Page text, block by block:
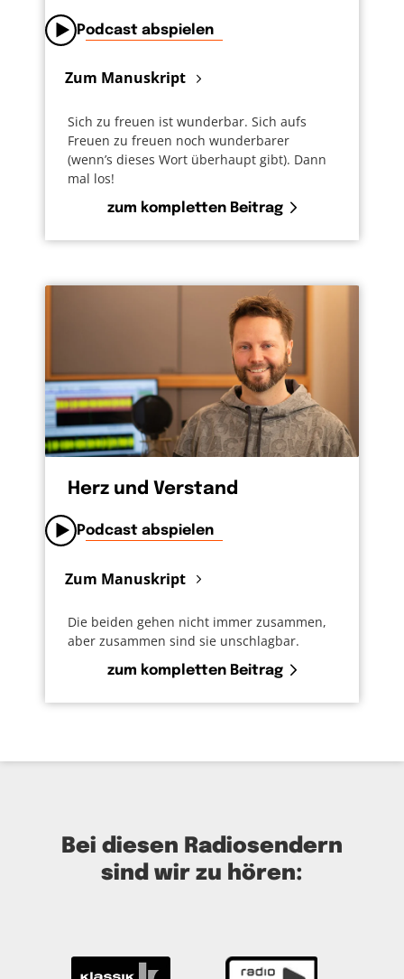
Podcast abspielen
Zum Manuskript
Sich zu freuen ist wunderbar. Sich aufs
Freuen zu freuen noch wunderbarer
(wenn’s dieses Wort überhaupt gibt). Dann
mal los!
zum kompletten Beitrag
Herz und Verstand
Podcast abspielen
Zum Manuskript
Die beiden gehen nicht immer zusammen,
aber zusammen sind sie unschlagbar.
zum kompletten Beitrag
Bei diesen Radiosendern
sind wir zu hören: